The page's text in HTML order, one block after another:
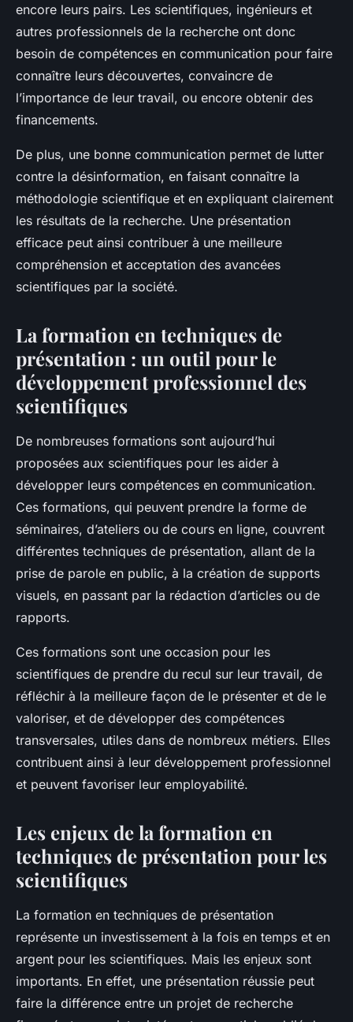
encore leurs pairs. Les scientifiques, ingénieurs et
autres professionnels de la recherche ont donc
besoin de compétences en communication pour faire
connaître leurs découvertes, convaincre de
l’importance de leur travail, ou encore obtenir des
financements.
De plus, une bonne communication permet de lutter
contre la désinformation, en faisant connaître la
méthodologie scientifique et en expliquant clairement
les résultats de la recherche. Une présentation
efficace peut ainsi contribuer à une meilleure
compréhension et acceptation des avancées
scientifiques par la société.
La formation en techniques de
présentation : un outil pour le
développement professionnel des
scientifiques
De nombreuses formations sont aujourd’hui
proposées aux scientifiques pour les aider à
développer leurs compétences en communication.
Ces formations, qui peuvent prendre la forme de
séminaires, d’ateliers ou de cours en ligne, couvrent
différentes techniques de présentation, allant de la
prise de parole en public, à la création de supports
visuels, en passant par la rédaction d’articles ou de
rapports.
Ces formations sont une occasion pour les
scientifiques de prendre du recul sur leur travail, de
réfléchir à la meilleure façon de le présenter et de le
valoriser, et de développer des compétences
transversales, utiles dans de nombreux métiers. Elles
contribuent ainsi à leur développement professionnel
et peuvent favoriser leur employabilité.
Les enjeux de la formation en
techniques de présentation pour les
scientifiques
La formation en techniques de présentation
représente un investissement à la fois en temps et en
argent pour les scientifiques. Mais les enjeux sont
importants. En effet, une présentation réussie peut
faire la différence entre un projet de recherche